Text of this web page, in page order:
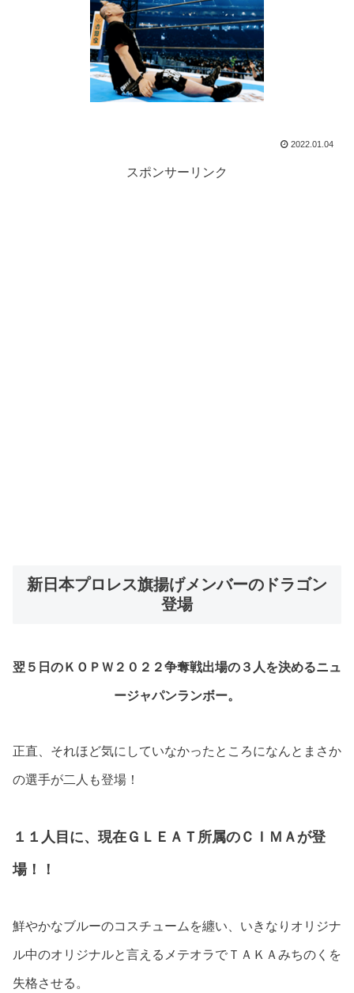
2022.01.04
スポンサーリンク
新日本プロレス旗揚げメンバーのドラゴン
登場
翌５日のＫＯＰＷ２０２２争奪戦出場の３人を決めるニュ
ージャパンランボー。
正直、それほど気にしていなかったところになんとまさか
の選手が二人も登場！
１１人目に、現在ＧＬＥＡＴ所属のＣＩＭＡが登
場！！
鮮やかなブルーのコスチュームを纏い、いきなりオリジナ
ル中のオリジナルと言えるメテオラでＴＡＫＡみちのくを
失格させる。